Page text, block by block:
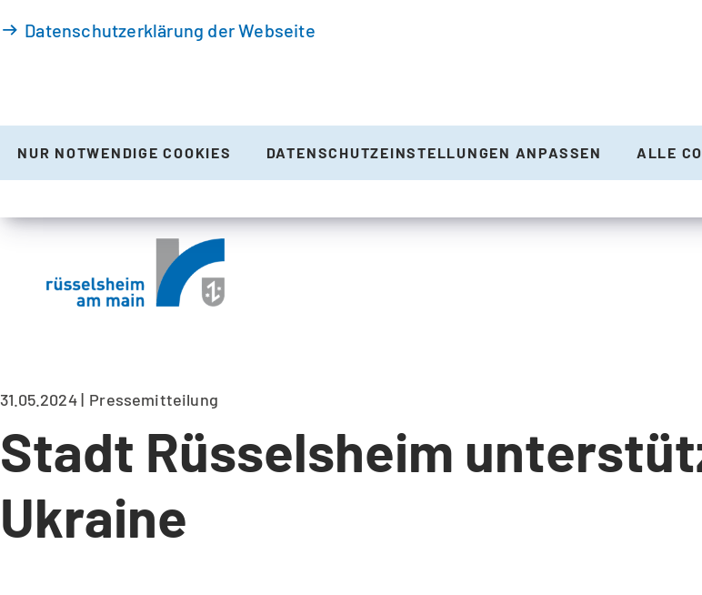
Datenschutzerklärung der Webseite
NUR NOTWENDIGE COOKIES DATENSCHUTZEINSTELLUNGEN ANPASSEN ALLE
31.05.2024 Pressemitteilung
Stadt Rüsselsheim
Ukraine